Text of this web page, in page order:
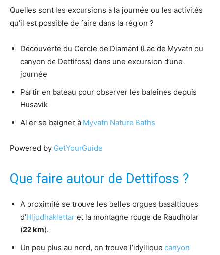
Quelles sont les excursions à la journée ou les activités
qu’il est possible de faire dans la région ?
Découverte du Cercle de Diamant (Lac de Myvatn ou
canyon de Dettifoss) dans une excursion d’une
journée
Partir en bateau pour observer les baleines depuis
Husavik
Aller se baigner à Myvatn Nature Baths
Powered by GetYourGuide
Que faire autour de Dettifoss ?
A proximité se trouve les belles orgues basaltiques
d’Hljodhaklettar et la montagne rouge de Raudholar
(22 km).
Un peu plus au nord, on trouve l’idyllique canyon